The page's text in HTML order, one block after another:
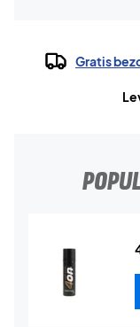
Gratis